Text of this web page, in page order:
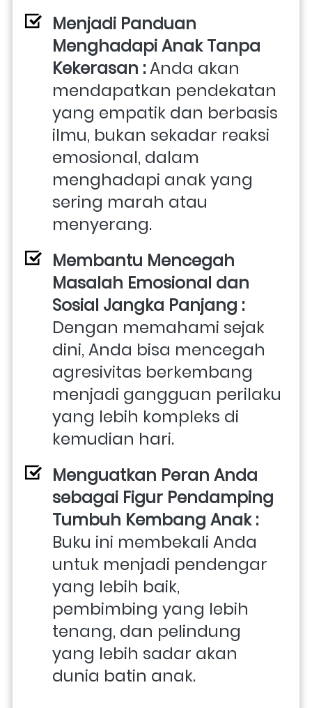
Menjadi Panduan
Menghadapi Anak Tanpa
Kekerasan : Anda akan
mendapatkan pendekatan
yang empatik dan berbasis
ilmu, bukan sekadar reaksi
emosional, dalam
menghadapi anak yang
sering marah atau
menyerang.
Membantu Mencegah
Masalah Emosional dan
Dengan memahami sejak
dini, Anda bisa mencegah
agresivitas berkembang
menjadi gangguan perilaku
yang lebih kompleks di
kemudian hari.
Menguatkan Peran Anda
sebagai Figur Pendamping
Buku ini membekali Anda
untuk menjadi pendengar
yang lebih baik,
pembimbing yang lebih
tenang, dan pelindung
yang lebih sadar akan
dunia batin anak.